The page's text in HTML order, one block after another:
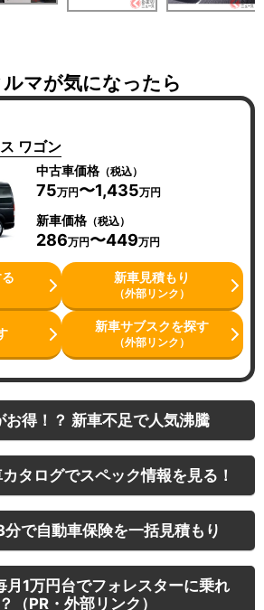
マが気になったら
ワゴン
中古車価格（税込）
75万円〜1,435万円
新車価格（税込）
286万円〜449万円
新車見積もり
（外部リンク）
新車サブスクを探す
（外部リンク）
お得！？ 新車不足で人気沸騰
カタログでスペック情報を見る！
分で自動車保険を一括見積もり
月1万円台でフォレスターに乗れ
（PR・外部リンク）